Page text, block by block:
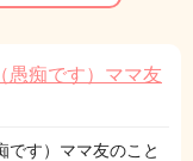
愚痴です）ママ友
です）ママ友のこと